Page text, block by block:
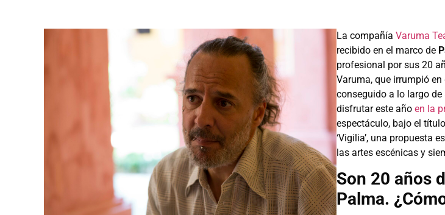
La compañía Varuma
recibido en el marco de
profesional por sus 20
Varuma, que irrumpió
conseguido a lo largo
disfrutar este año en la
espectáculo, bajo el
‘Vigilia’, una propuesta
las artes escénicas y
Son 20 años
Palma.